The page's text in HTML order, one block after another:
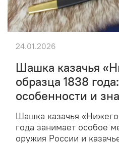
Шашка казачья
образца 1838
особенности и
Шашка казачья
года занимает особое
оружия России и
24.01.2026